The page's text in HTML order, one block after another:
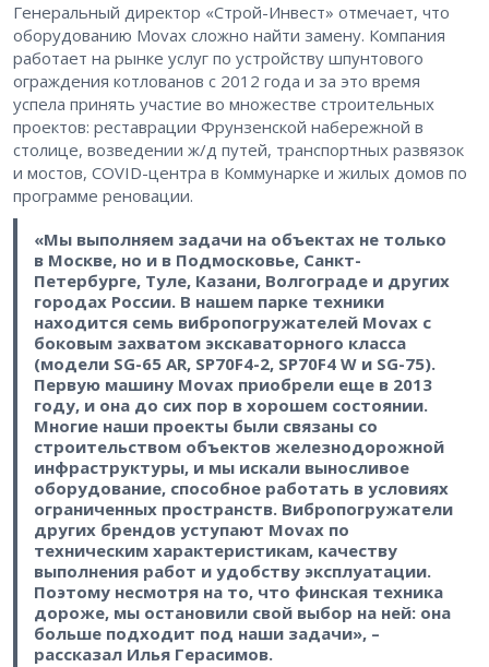
Генеральный директор «Строй-Инвест» отмечает, что
оборудованию Movax сложно найти замену. Компания
работает на рынке услуг по устройству шпунтового
ограждения котлованов с 2012 года и за это время
успела принять участие во множестве строительных
проектов: реставрации Фрунзенской набережной в
столице, возведении ж/д путей, транспортных развязок
и мостов, COVID-центра в Коммунарке и жилых домов по
программе реновации.
«Мы выполняем задачи на объектах не только
в Москве, но и в Подмосковье, Санкт-
Петербурге, Туле, Казани, Волгограде и других
городах России. В нашем парке техники
находится семь вибропогружателей Movax с
боковым захватом экскаваторного класса
(модели SG-65 AR, SP70F4-2, SP70F4 W и SG-75).
Первую машину Movax приобрели еще в 2013
году, и она до сих пор в хорошем состоянии.
Многие наши проекты были связаны со
строительством объектов железнодорожной
инфраструктуры, и мы искали выносливое
оборудование, способное работать в условиях
ограниченных пространств. Вибропогружатели
других брендов уступают Movax по
техническим характеристикам, качеству
выполнения работ и удобству эксплуатации.
Поэтому несмотря на то, что финская техника
дороже, мы остановили свой выбор на ней: она
больше подходит под наши задачи», –
рассказал Илья Герасимов.